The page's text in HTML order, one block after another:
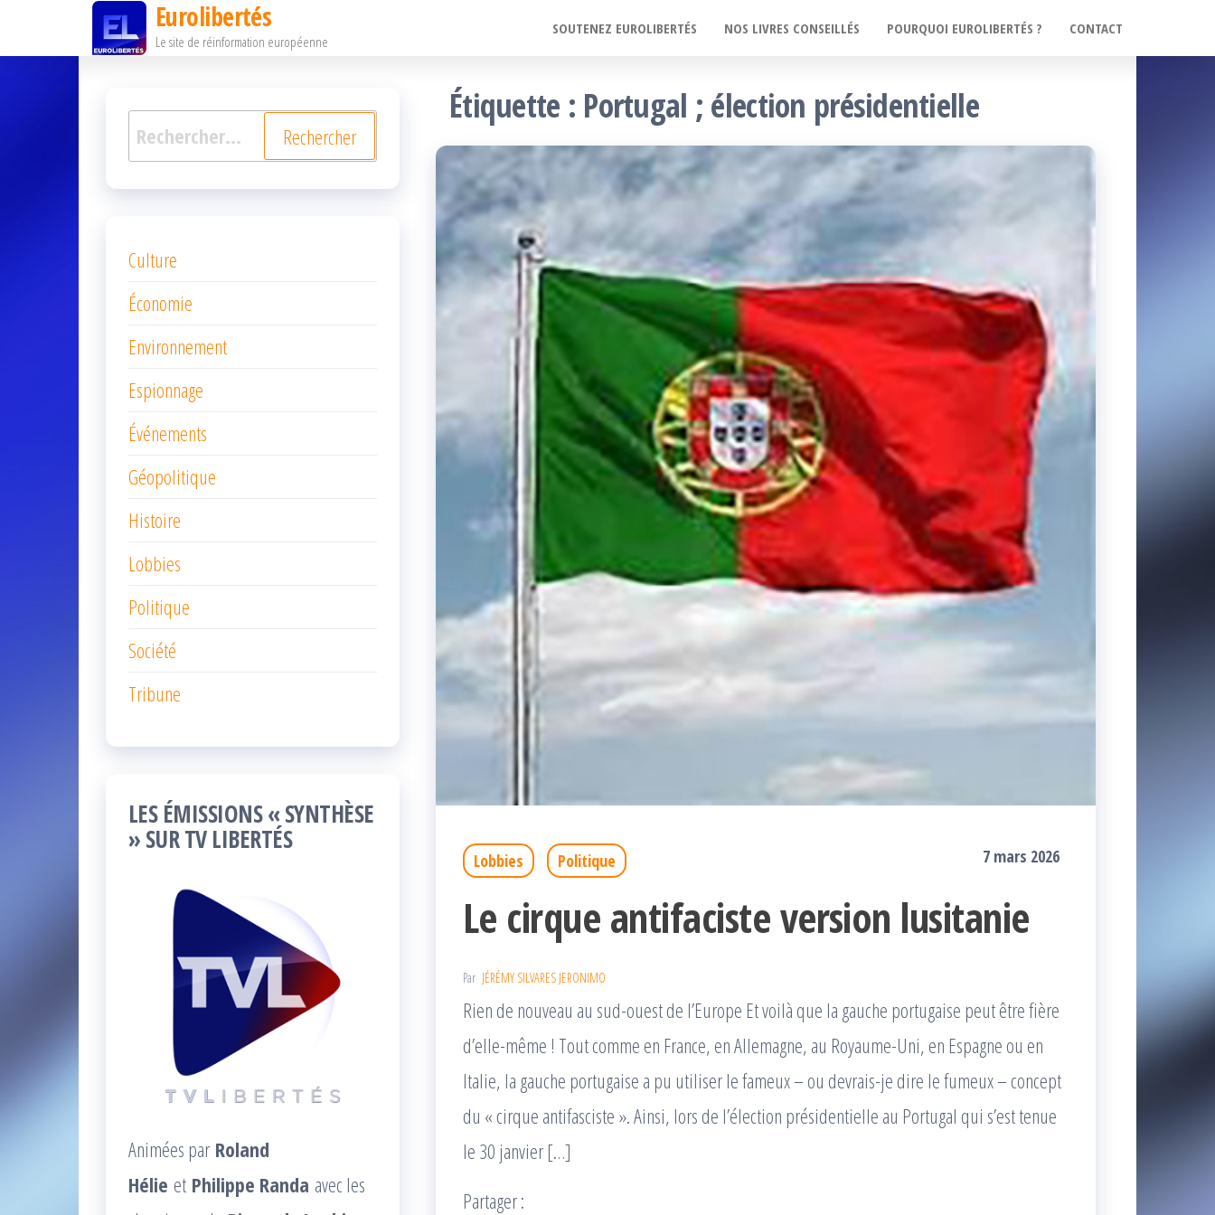
ce
Eurolibertés
Le site de réinformation européenne
SOUTENEZ EUROLIBERTÉS NOS LIVRES CONSEILLÉS POURQUOI EUROLIBERTÉS ? CONTACT
Étiquette : Portugal ; élection présidentielle
Lobbies Politique 7 mars 2026
Le cirque antifaciste version lusitanie
Par JÉRÉMY SILVARES JERONIMO
Rien de nouveau au sud-ouest de l’Europe Et voilà que la gauche portugaise peut être fière
d’elle-même ! Tout comme en France, en Allemagne, au Royaume-Uni, en Espagne ou en
Italie, la gauche portugaise a pu utiliser le fameux – ou devrais-je dire le fumeux – concept
du « cirque antifasciste ». Ainsi, lors de l’élection présidentielle au Portugal qui s’est tenue
le 30 janvier […]
Partager :
Rechercher :
Culture
Économie
Environnement
Espionnage
Événements
Géopolitique
Histoire
Lobbies
Politique
Société
Tribune
LES ÉMISSIONS « SYNTHÈSE
» SUR TV LIBERTÉS
Animées par Roland
Hélie et Philippe Randa avec les